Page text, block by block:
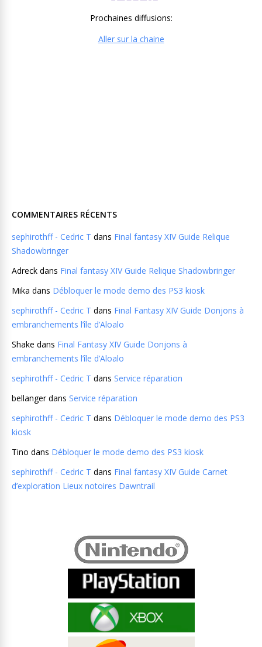
Prochaines diffusions:
Aller sur la chaine
COMMENTAIRES RÉCENTS
sephirothff - Cedric T dans Final fantasy XIV Guide Relique
Shadowbringer
Adreck dans Final fantasy XIV Guide Relique Shadowbringer
Mika dans Débloquer le mode demo des PS3 kiosk
sephirothff - Cedric T dans Final Fantasy XIV Guide Donjons à
embranchements l’île d’Aloalo
Shake dans Final Fantasy XIV Guide Donjons à
embranchements l’île d’Aloalo
sephirothff - Cedric T dans Service réparation
bellangerdans Service réparation
sephirothff - Cedric T dans Débloquer le mode demo des PS3
kiosk
Tino dans Débloquer le mode demo des PS3 kiosk
sephirothff - Cedric T dans Final fantasy XIV Guide Carnet
d’exploration Lieux notoires Dawntrail